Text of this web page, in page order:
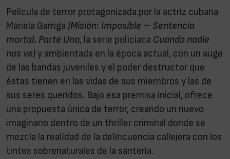
Película de terror protagonizada por la actriz cubana
Mariela Garriga (Misión: Imposible – Sentencia
mortal. Parte Uno, la serie policiaca Cuando nadie
nos ve) y ambientada en la época actual, con un auge
de las bandas juveniles y el poder destructor que
éstas tienen en las vidas de sus miembros y las de
sus seres queridos. Bajo esa premisa inicial, ofrece
una propuesta única de terror, creando un nuevo
imaginario dentro de un thriller criminal donde se
mezcla la realidad de la delincuencia callejera con los
tintes sobrenaturales de la santería.